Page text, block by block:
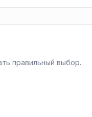
правильный выбор.